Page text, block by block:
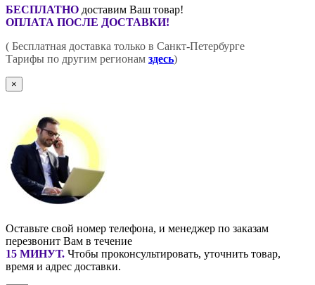
БЕСПЛАТНО доставим Ваш товар!
ОПЛАТА ПОСЛЕ ДОСТАВКИ!
( Бесплатная доставка только в Санкт-Петербурге
Тарифы по другим регионам здесь)
×
Оставьте свой номер телефона, и менеджер по заказам
перезвонит Вам в течение
15 МИНУТ. Чтобы проконсультировать, уточнить товар,
время и адрес доставки.